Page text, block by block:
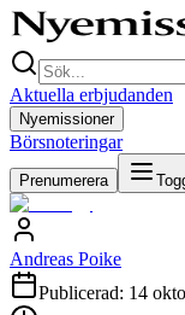
Aktuella erbjudanden
Nyemissioner
Börsnoteringar
Prenumerera
Andreas Poike
Publicerad: 14